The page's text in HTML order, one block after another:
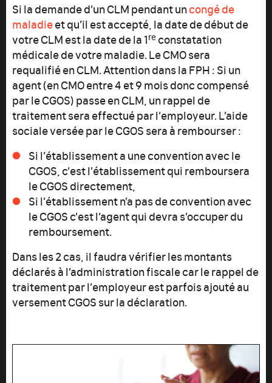
Si la demande d’un CLM pendant uncongé de
maladieet qu’il est accepté, la date de début de
votre CLM est la date de la 1re constatation
médicale de votre maladie. Le CMO sera
requalifié en CLM. Attention dans la FPH : Si un
agent (en CMO entre 4 et 9 mois donc compensé
par le CGOS) passe en CLM, un rappel de
traitement sera effectué par l’employeur. L’aide
sociale versée par le CGOS sera à rembourser :
Si l’établissement a une convention avec le
CGOS, c’est l’établissement qui remboursera
le CGOS directement,
Si l’établissement n’a pas de convention avec
le CGOS c’est l’agent qui devra s’occuper du
remboursement.
Dans les 2 cas, il faudra vérifier les montants
déclarés à l’administration fiscale car le rappel de
traitement par l’employeur est parfois ajouté au
versement CGOS sur la déclaration.